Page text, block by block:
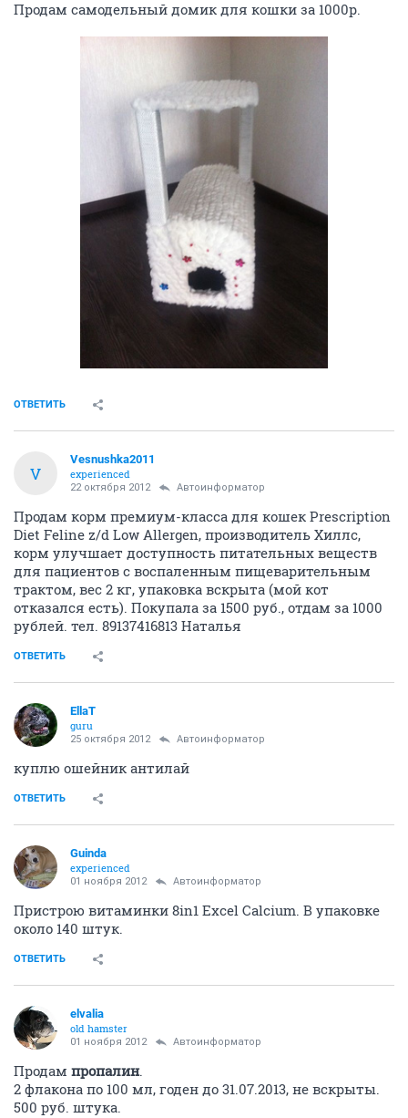
Продам самодельный домик для кошки за 1000р.
ОТВЕТИТЬ
V
Vesnushka2011
experienced
22 октября 2012 Автоинформатор
Продам корм премиум-класса для кошек Prescription
Diet Feline z/d Low Allergen, производитель Хиллс,
корм улучшает доступность питательных веществ
для пациентов с воспаленным пищеварительным
трактом, вес 2 кг, упаковка вскрыта (мой кот
отказался есть). Покупала за 1500 руб., отдам за 1000
рублей. тел. 89137416813 Наталья
ОТВЕТИТЬ
EllaT
guru
25 октября 2012 Автоинформатор
куплю ошейник антилай
ОТВЕТИТЬ
Guinda
experienced
01 ноября 2012 Автоинформатор
Пристрою витаминки 8in1 Excel Calcium. В упаковке
около 140 штук.
ОТВЕТИТЬ
elvalia
old hamster
01 ноября 2012 Автоинформатор
Продам пропалин.
2 флакона по 100 мл, годен до 31.07.2013, не вскрыты.
500 руб. штука.